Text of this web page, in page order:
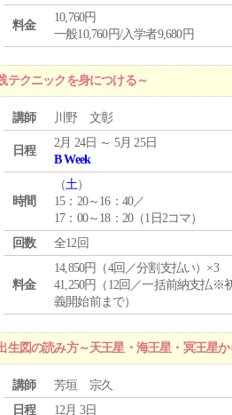
料金
10,760円
一般10,760円/入学者9,680円
クニックを身につける～
講師 川野 文彰
日程
2月 24日 ～ 5月 25日
B Week
時間
（土）
15：20～16：40／
17：00～18：20（1日2コマ）
回数
全12回
料金
14,850円（4回／分割支払い）×3
41,250円（12回／一括前納支払※
義開始前まで）
生図の読み方～天王星・海王星・冥王星
講師
芳垣 宗久
日程
12月 3日